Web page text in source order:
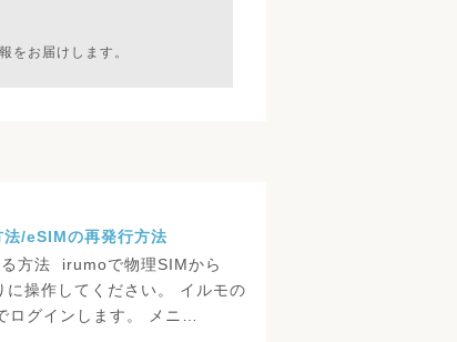
をお届けします。
/eSIMの再発行方法
方法 irumoで物理SIMから
操作してください。 イルモの
ログインします。 メニ…